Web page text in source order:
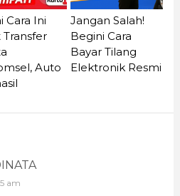
Cara Ini
Transfer
Auto
Jangan Salah!
Begini Cara
Bayar Tilang
Elektronik Resmi
am